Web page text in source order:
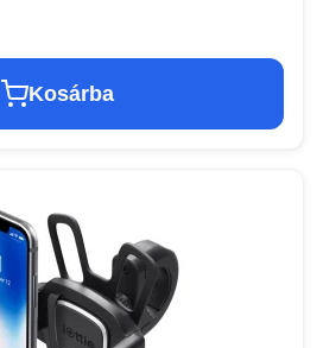
Kosárba